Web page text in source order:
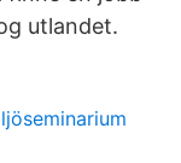
utlandet.